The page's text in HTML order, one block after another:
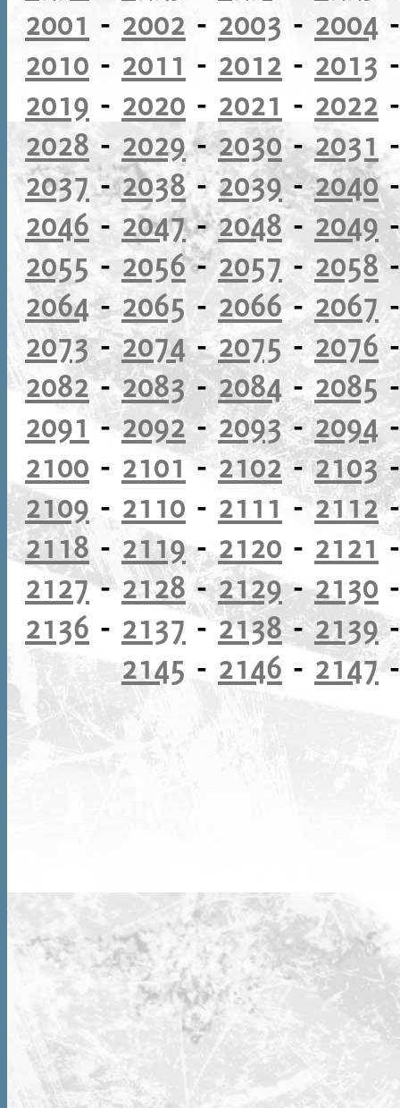
2001 - 2002 - 2003 - 2004
2010 - 2011 - 2012 - 2013
2019 - 2020 - 2021 - 2022
2028- 2029-2030-2031
2037-2038-2039-2040
2046 - 2047-2048 -2049
2055 - 2056-2057- 2058
2064-2065 - 2066- 2067
2073-2074-2075-2076
2082-2083-2084- 2085
2091 -2092-2093-2094
2100 - 2101-2102-2103
2109 - 2110 - 2111 - 2112
2118- 2119-2120 - 2121
2127- 2128-2129-2130
2136 - 2137-2138-2139
2145 - 2146 - 2147